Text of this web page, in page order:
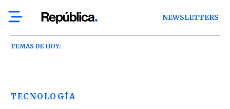
NEWSLETTERS
TEMAS DE HOY:
TECNOLOGÍA